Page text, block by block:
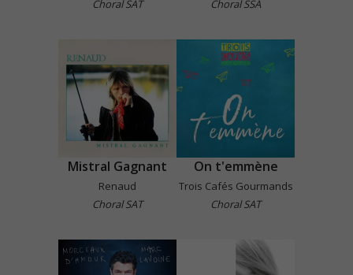
Choral SAT
Choral SSA
Mistral Gagnant
Renaud
Choral SAT
On t'emmène
Trois Cafés Gourmands
Choral SAT